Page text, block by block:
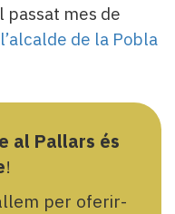
passat mes de
de la Pobla
al Pallars és
!
per oferir-